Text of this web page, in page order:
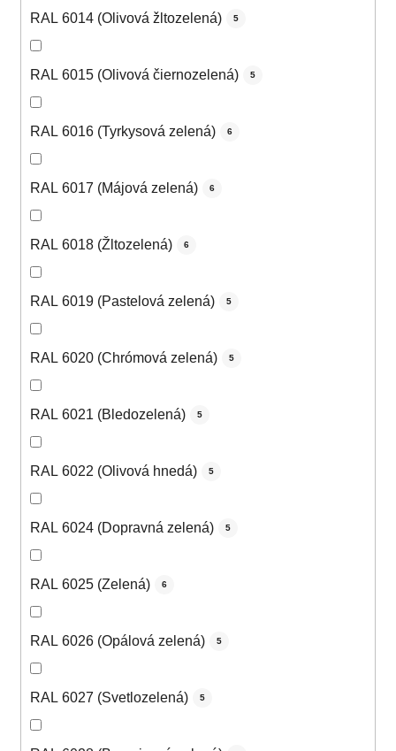
RAL 6014 (Olivová žltozelená) 5
RAL 6015 (Olivová čiernozelená) 5
RAL 6016 (Tyrkysová zelená) 6
RAL 6017 (Májová zelená) 6
RAL 6018 (Žltozelená) 6
RAL 6019 (Pastelová zelená) 5
RAL 6020 (Chrómová zelená) 5
RAL 6021 (Bledozelená) 5
RAL 6022 (Olivová hnedá) 5
RAL 6024 (Dopravná zelená) 5
RAL 6025 (Zelená) 6
RAL 6026 (Opálová zelená) 5
RAL 6027 (Svetlozelená) 5